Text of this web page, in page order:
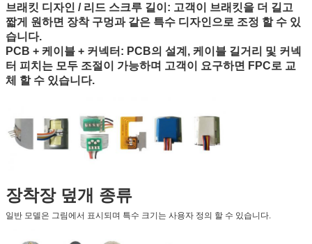
브래킷 디자인 / 리드 스크루 길이: 고객이 브래킷을 더 길고
짧게 원하면 장착 구멍과 같은 특수 디자인으로 조정 할 수 있
습니다.
PCB + 케이블 + 커넥터: PCB의 설계, 케이블 길거리 및 커넥
터 피치는 모두 조절이 가능하며 고객이 요구하면 FPC로 교
체 할 수 있습니다.
장착장 덮개 종류
일반 모델은 그림에서 표시되며 특수 크기는 사용자 정의 할 수 있습니다.